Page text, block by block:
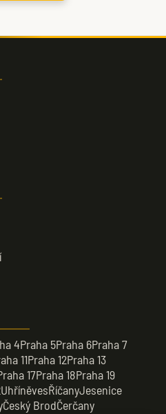
4Praha 5Praha 6Praha 7
11Praha 12Praha 13
17Praha 18Praha 19
UhříněvesŘíčanyJesenice
Český BrodČerčany